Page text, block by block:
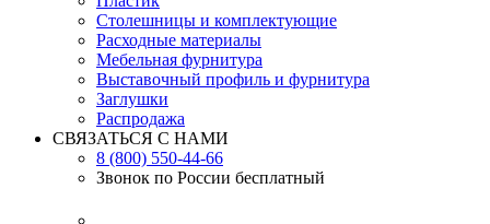
Столешницы и комплектующие
Расходные материалы
Мебельная фурнитура
Выставочный профиль и фурнитура
Заглушки
Распродажа
СВЯЗАТЬСЯ С НАМИ
8 (800) 550-44-66
Звонок по России бесплатный